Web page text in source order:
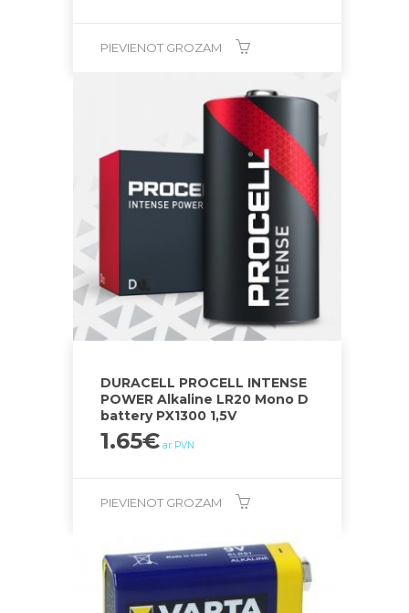
PIEVIENOT GROZAM
DURACELL PROCELL INTENSE
POWER Alkaline LR20 Mono D
battery PX1300 1,5V
1.65€ ar PVN
PIEVIENOT GROZAM